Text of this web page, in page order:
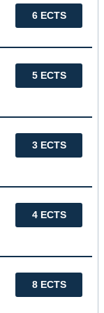
6 ECTS
5 ECTS
3 ECTS
4 ECTS
8 ECTS